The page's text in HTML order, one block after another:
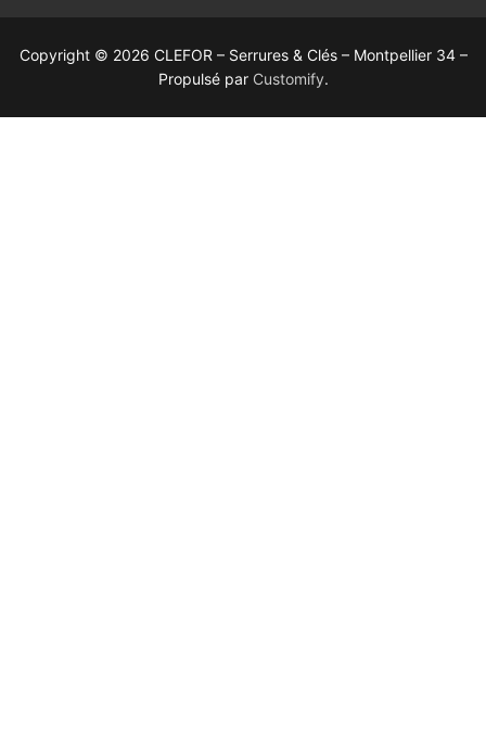
Copyright © 2026 CLEFOR – Serrures & Clés – Montpellier 34 –
Propulsé par Customify.